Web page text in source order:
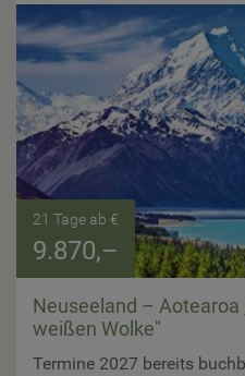
21 Tage ab €
9.870,–
Neuseeland – Aotearoa
weißen Wolke"
Termine 2027 bereits